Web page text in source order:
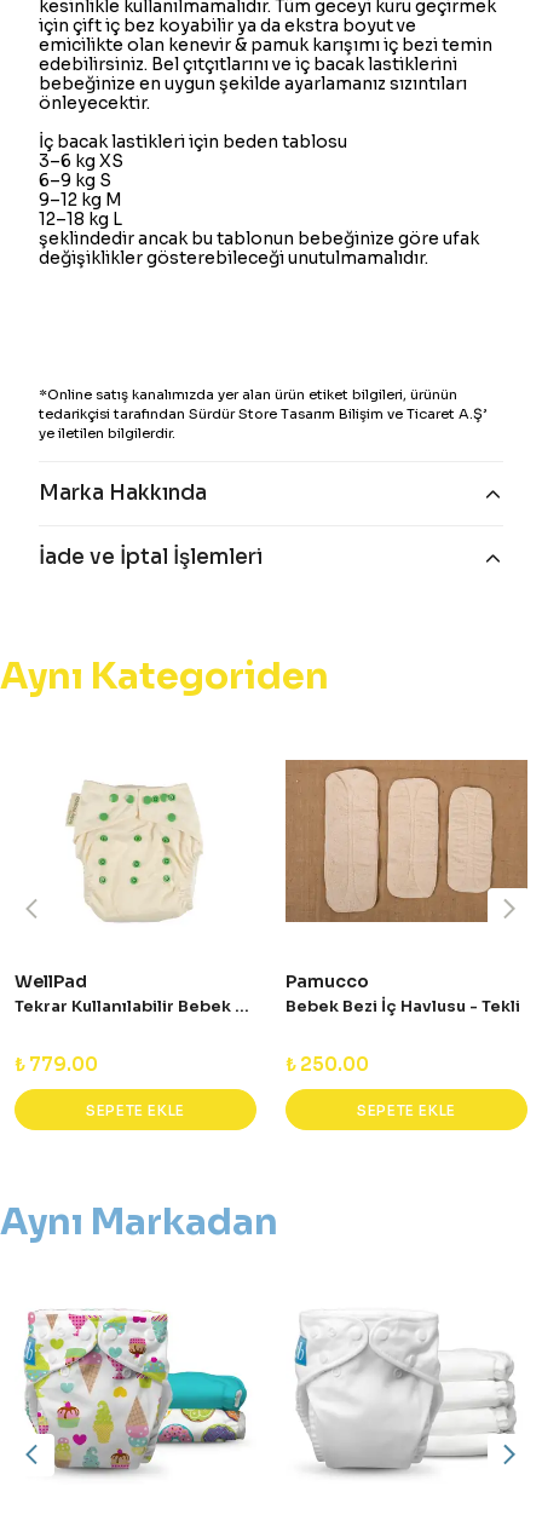
kesinlikle kullanılmamalıdır. Tüm geceyi kuru geçirmek
için çift iç bez koyabilir ya da ekstra boyut ve
emicilikte olan kenevir & pamuk karışımı iç bezi temin
edebilirsiniz. Bel çıtçıtlarını ve iç bacak lastiklerini
bebeğinize en uygun şekilde ayarlamanız sızıntıları
önleyecektir.
İç bacak lastikleri için beden tablosu
3–6 kg XS
6–9 kg S
9–12 kg M
12–18 kg L
şeklindedir ancak bu tablonun bebeğinize göre ufak
değişiklikler gösterebileceği unutulmamalıdır.
*Online satış kanalımızda yer alan ürün etiket bilgileri, ürünün
tedarikçisi tarafından Sürdür Store Tasarım Bilişim ve Ticaret A.Ş’
ye iletilen bilgilerdir.
Marka Hakkında
İade ve İptal İşlemleri
Aynı Kategoriden
WellPad
Tekrar Kullanılabilir Bebek Bezi - Standart Tek Beden
₺ 779.00
SEPETE EKLE
Pamucco
Bebek Bezi İç Havlusu - Tekli
₺ 250.00
SEPETE EKLE
Aynı Markadan